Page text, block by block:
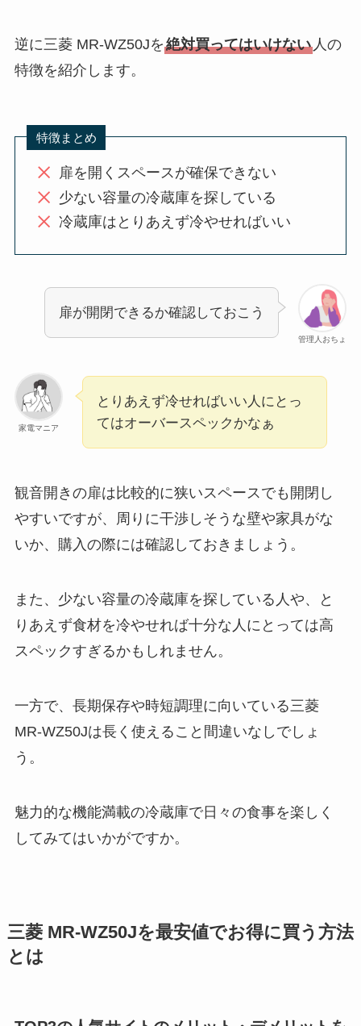
逆に三菱 MR-WZ50Jを絶対買ってはいけない人の
特徴を紹介します。
特徴まとめ
扉を開くスペースが確保できない
少ない容量の冷蔵庫を探している
冷蔵庫はとりあえず冷やせればいい
管理人おちょ
扉が開閉できるか確認しておこう
家電マニア
とりあえず冷せればいい人にとっ
てはオーバースペックかなぁ
観音開きの扉は比較的に狭いスペースでも開閉し
やすいですが、周りに干渉しそうな壁や家具がな
いか、購入の際には確認しておきましょう。
また、少ない容量の冷蔵庫を探している人や、と
りあえず食材を冷やせれば十分な人にとっては高
スペックすぎるかもしれません。
一方で、長期保存や時短調理に向いている三菱
MR-WZ50Jは長く使えること間違いなしでしょ
う。
魅力的な機能満載の冷蔵庫で日々の食事を楽しく
してみてはいかがですか。
三菱 MR-WZ50Jを最安値でお得に買う方法
とは